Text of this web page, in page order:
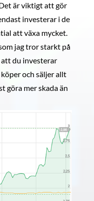
är viktigt att gör
investerar i de
att växa mycket.
jag tror starkt på
du investerar
och säljer allt
göra mer skada än